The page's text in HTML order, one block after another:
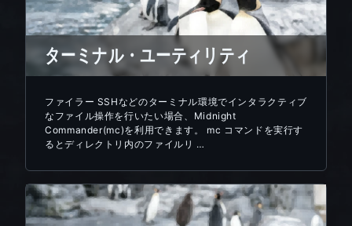
ターミナル・ユーティリティ
ファイラー SSHなどのターミナル環境でインタラクティブ
なファイル操作を行いたい場合、Midnight
Commander(mc)を利用できます。 mc コマンドを実行す
るとディレクトリ内のファイルリ …